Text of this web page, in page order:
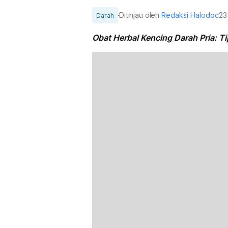
Darah Ditinjau olehRedaksi Halodoc
Obat Herbal Kencing Darah Pria: